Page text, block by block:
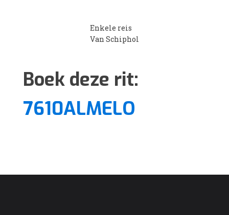
Enkele reis
Van Schiphol
Boek deze rit:
7610ALMELO